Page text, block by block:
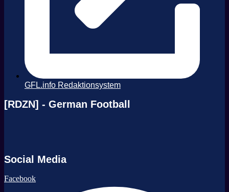
GFL.info Redaktionsystem
[RDZN] - German Football
Social Media
Facebook